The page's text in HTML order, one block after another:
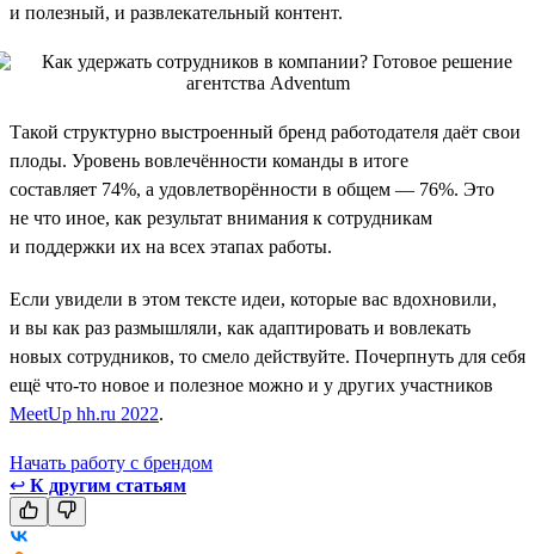
и полезный, и развлекательный контент.
Такой структурно выстроенный бренд работодателя даёт свои
плоды. Уровень вовлечённости команды в итоге
составляет 74%, а удовлетворённости в общем — 76%. Это
не что иное, как результат внимания к сотрудникам
и поддержки их на всех этапах работы.
Если увидели в этом тексте идеи, которые вас вдохновили,
и вы как раз размышляли, как адаптировать и вовлекать
новых сотрудников, то смело действуйте. Почерпнуть для себя
ещё что-то новое и полезное можно и у других участников
MeetUp hh.ru 2022.
Начать работу с брендом
↩ К другим статьям